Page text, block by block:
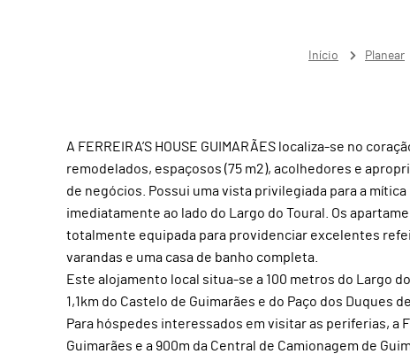
Início Planear
A FERREIRA’S HOUSE GUIMARÃES localiza-se no
remodelados, espaçosos (75 m2), acolhedores e
de negócios. Possui uma vista privilegiada para a
imediatamente ao lado do Largo do Toural. Os
totalmente equipada para providenciar excelentes
varandas e uma casa de banho completa.
Este alojamento local situa-se a 100 metros do Largo
1,1km do Castelo de Guimarães e do Paço dos Duques
Para hóspedes interessados em visitar as periferias, a
Guimarães e a 900m da Central de Camionagem de